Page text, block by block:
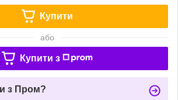
Купити
або
Купити з
з Пром?